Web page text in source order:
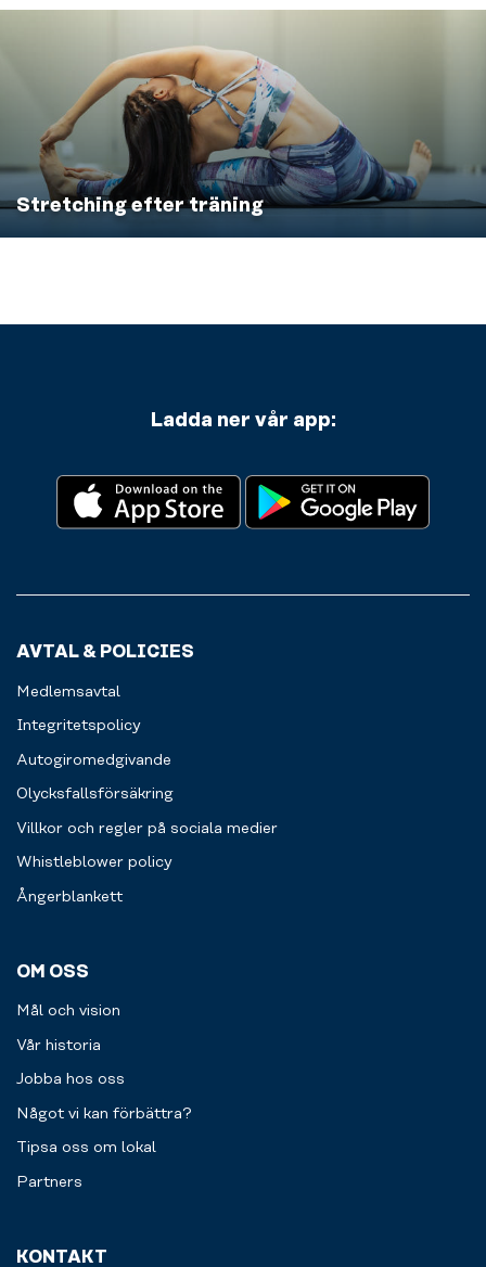
Stretching efter träning
Ladda ner vår app:
AVTAL & POLICIES
Medlemsavtal
Integritetspolicy
Autogiromedgivande
Olycksfallsförsäkring
Villkor och regler på sociala medier
Whistleblower policy
Ångerblankett
OM OSS
Mål och vision
Vår historia
Jobba hos oss
Något vi kan förbättra?
Tipsa oss om lokal
Partners
KONTAKT